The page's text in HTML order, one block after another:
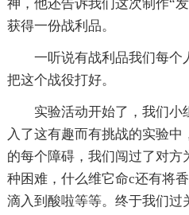
神，他还告诉我们这次制作“
获得一份战利品。
一听说有战利品我们每个
把这个战役打好。
实验活动开始了，我们小
入了这有趣而有挑战的实验
的每个障碍，我们闯过了对方
种困难，什么维它命c还有将
滴入到酸啦等等。终于我们过